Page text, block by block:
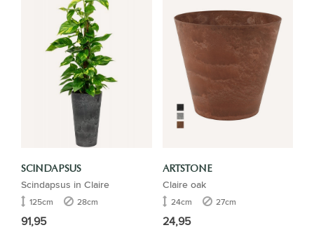
SCINDAPSUS
Scindapsus in Claire
125cm 28cm
91,95
ARTSTONE
Claire oak
24cm 27cm
24,95